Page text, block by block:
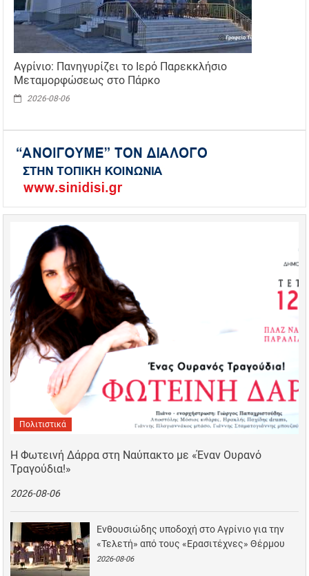
Αγρίνιο: Πανηγυρίζει το Ιερό Παρεκκλήσιο
Μεταμορφώσεως στο Πάρκο
2026-08-06
Πολιτιστικά
Η Φωτεινή Δάρρα στη Ναύπακτο με «Έναν Ουρανό
Τραγούδια!»
2026-08-06
Ενθουσιώδης υποδοχή στο Αγρίνιο για την
«Τελετή» από τους «Ερασιτέχνες» Θέρμου
2026-08-06